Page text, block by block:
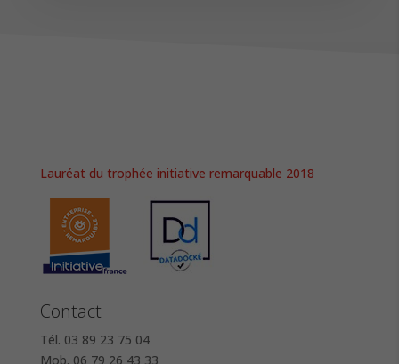
Lauréat du trophée initiative remarquable 2018
Contact
Tél. 03 89 23 75 04
Mob. 06 79 26 43 33